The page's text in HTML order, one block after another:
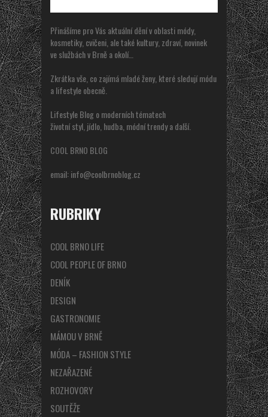
Přinášíme pro Vás aktuální dění v oblasti módy,
kosmetiky, cvičeni, ale také kultury, zdraví, novinek
ve službách v Brně a okolí…
Zkrátka vše, co zajímá mladé ženy, které sledují módu
a lifestyle obecně.
Lifestyle Blog o moderních tématech
životní styl, jídlo, hudba, módní trendy a další.
COOL BRNO BLOG
email:info@coolbrnoblog.cz
RUBRIKY
COOL BRNO LIFE
COOL PEOPLE OF BRNO
DENÍK
DESIGN
GASTRONOMIE
MÁMOU V BRNĚ
MÓDA – FASHION STYLE
NEZAŘAZENÉ
ROZHOVORY
SOUTĚŽE